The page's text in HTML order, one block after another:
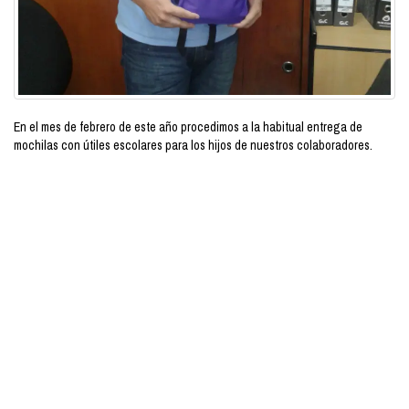
En el mes de febrero de este año procedimos a la habitual entrega de
mochilas con útiles escolares para los hijos de nuestros colaboradores.